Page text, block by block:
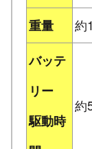
重量
約
バッテ
リー
駆動時
約